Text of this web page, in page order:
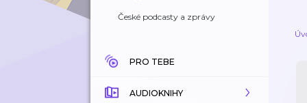
České podcasty a zprávy
PRO TEBE
AUDIOKNIHY